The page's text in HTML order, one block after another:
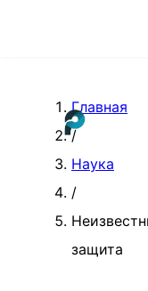
Главная
/
Наука
/
защита